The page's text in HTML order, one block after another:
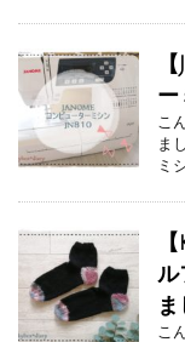
ー
こ
ま
ミ
ル
こ